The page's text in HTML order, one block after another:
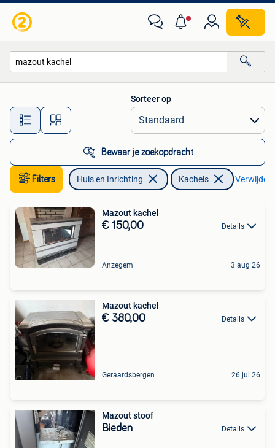
Alle afstanden…
Sorteer op
Bewaar je zoekopdracht
Filters Huis en Inrichting Kachels Verwijder
Mazout kachel
€ 150,00 Details
Anzegem 3 aug 26
Mazout kachel
€ 380,00 Details
Geraardsbergen 26 jul 26
Mazout stoof
Bieden Details